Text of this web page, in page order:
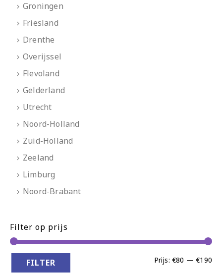
Groningen
Friesland
Drenthe
Overijssel
Flevoland
Gelderland
Utrecht
Noord-Holland
Zuid-Holland
Zeeland
Limburg
Noord-Brabant
Filter op prijs
FILTER Prijs: €80 —€190